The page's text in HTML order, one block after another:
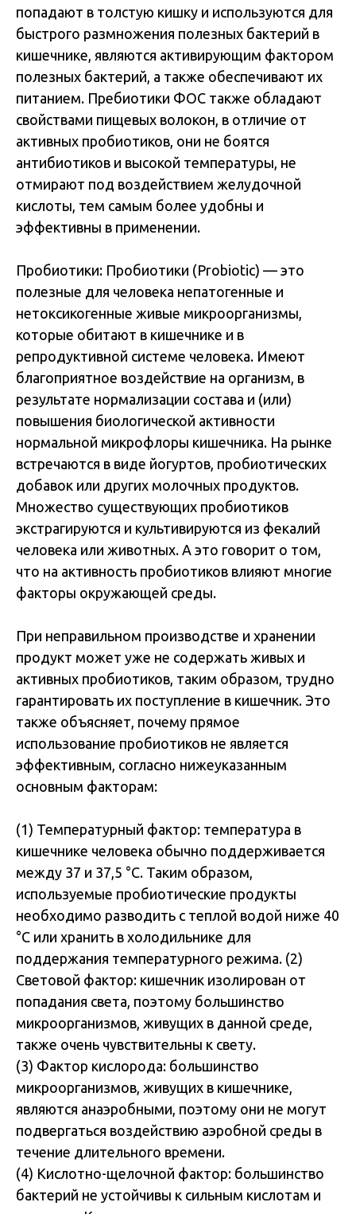
попадают в толстую кишку и используются для
быстрого размножения полезных бактерий в
кишечнике, являются активирующим фактором
полезных бактерий, а также обеспечивают их
питанием. Пребиотики ФОС также обладают
свойствами пищевых волокон, в отличие от
активных пробиотиков, они не боятся
антибиотиков и высокой температуры, не
отмирают под воздействием желудочной
кислоты, тем самым более удобны и
эффективны в применении.
Пробиотики: Пробиотики (Рrobiotic) — это
полезные для человека непатогенные и
нетоксикогенные живые микроорганизмы,
которые обитают в кишечнике и в
репродуктивной системе человека. Имеют
благоприятное воздействие на организм, в
результате нормализации состава и (или)
повышения биологической активности
нормальной микрофлоры кишечника. На рынке
встречаются в виде йогуртов, пробиотических
добавок или других молочных продуктов.
Множество существующих пробиотиков
экстрагируются и культивируются из фекалий
человека или животных. А это говорит о том,
что на активность пробиотиков влияют многие
факторы окружающей среды.
При неправильном производстве и хранении
продукт может уже не содержать живых и
активных пробиотиков, таким образом, трудно
гарантировать их поступление в кишечник. Это
также объясняет, почему прямое
использование пробиотиков не является
эффективным, согласно нижеуказанным
основным факторам:
(1) Температурный фактор: температура в
кишечнике человека обычно поддерживается
между 37 и 37,5 °C. Таким образом,
используемые пробиотические продукты
необходимо разводить с теплой водой ниже 40
°C или хранить в холодильнике для
поддержания температурного режима. (2)
Световой фактор: кишечник изолирован от
попадания света, поэтому большинство
микроорганизмов, живущих в данной среде,
также очень чувствительны к свету.
(3) Фактор кислорода: большинство
микроорганизмов, живущих в кишечнике,
являются анаэробными, поэтому они не могут
подвергаться воздействию аэробной среды в
течение длительного времени.
(4) Кислотно-щелочной фактор: большинство
бактерий не устойчивы к сильным кислотам и